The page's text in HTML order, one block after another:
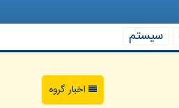
سیستم
اخبار گروه